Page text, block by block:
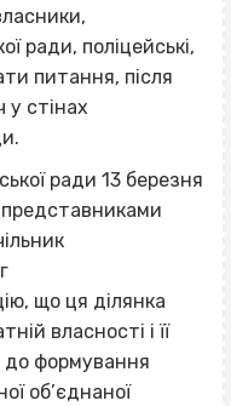
ради, поліцейські,
питання, після
у стінах
ради 13 березня
що ця ділянка
власності і її
до формування
об’єднаної